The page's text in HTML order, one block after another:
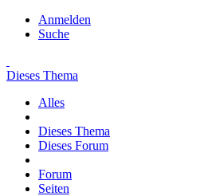
Anmelden
Suche
Dieses Thema
Alles
Dieses Thema
Dieses Forum
Forum
Seiten